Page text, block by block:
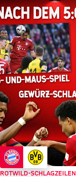
ROTWILD-SCHLAGZEILEN